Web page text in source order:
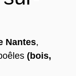
Nantes,
(bois,